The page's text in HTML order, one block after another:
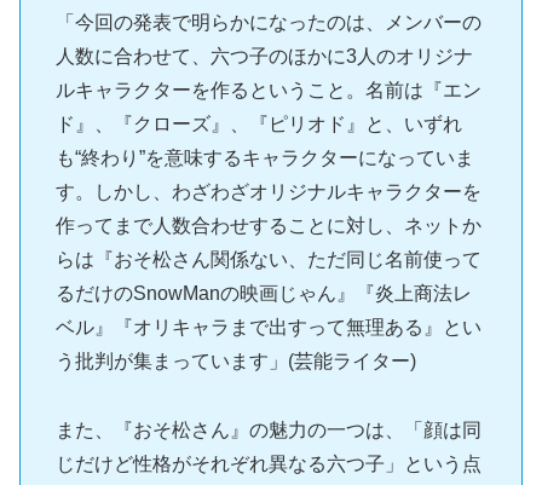
「今回の発表で明らかになったのは、メンバーの
人数に合わせて、六つ子のほかに3人のオリジナ
ルキャラクターを作るということ。名前は『エン
ド』、『クローズ』、『ピリオド』と、いずれ
も“終わり”を意味するキャラクターになっていま
す。しかし、わざわざオリジナルキャラクターを
作ってまで人数合わせすることに対し、ネットか
らは『おそ松さん関係ない、ただ同じ名前使って
るだけのSnowManの映画じゃん』『炎上商法レ
ベル』『オリキャラまで出すって無理ある』とい
う批判が集まっています」(芸能ライター)
また、『おそ松さん』の魅力の一つは、「顔は同
じだけど性格がそれぞれ異なる六つ子」という点